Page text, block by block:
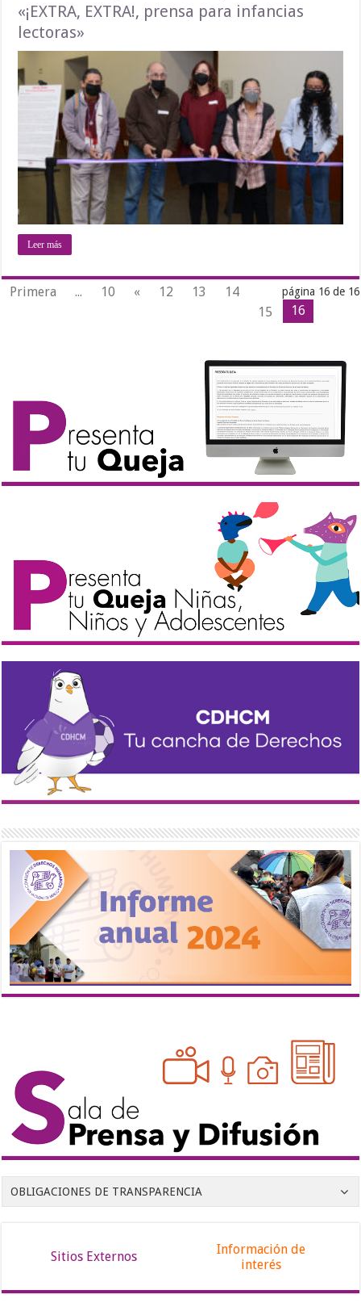
«¡EXTRA, EXTRA!, prensa para infancias
lectoras»
Leer más
página 16 de 16
Primera ... 10 « 12 13
14
15
16
OBLIGACIONES DE TRANSPARENCIA
Sitios Externos
Información de
interés